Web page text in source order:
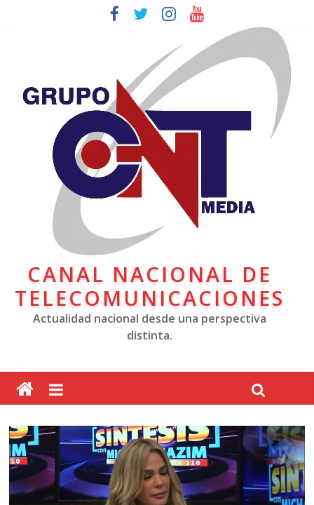
CANAL NACIONAL DE
TELECOMUNICACIONES
Actualidad nacional desde una perspectiva
distinta.